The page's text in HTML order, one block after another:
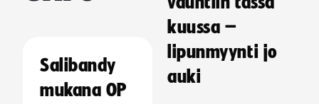
Salibandy
mukana OP
kuussa –
lipunmyynti jo
auki